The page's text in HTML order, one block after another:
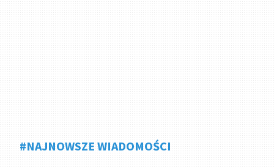
#NAJNOWSZE WIADOMOŚCI